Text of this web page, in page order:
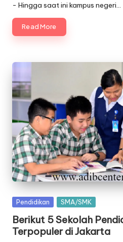
- Hingga saat ini kampus negeri…
Read More
Posted
Pendidikan SMA/SMK
Berikut 5 Sekolah
Terpopuler di Jakarta